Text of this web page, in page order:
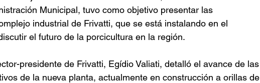
Municipal, tuvo como objetivo presentar las
industrial de Frivatti, que se está instalando en el
el futuro de la porcicultura en la región.
presidente de Frivatti, Egídio Valiati, detalló el avance de las
de la nueva planta, actualmente en construcción a orillas de